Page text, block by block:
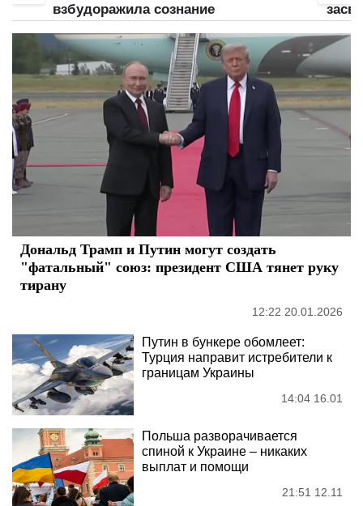
взбудоражила сознание
Дональд Трамп и Путин могут создать
"фатальный" союз: президент США тянет руку
тирану
12:22 20.01.2026
Путин в бункере обомлеет:
Турция направит истребители к
границам Украины
14:04 16.01
Польша разворачивается
спиной к Украине – никаких
выплат и помощи
21:51 12.11